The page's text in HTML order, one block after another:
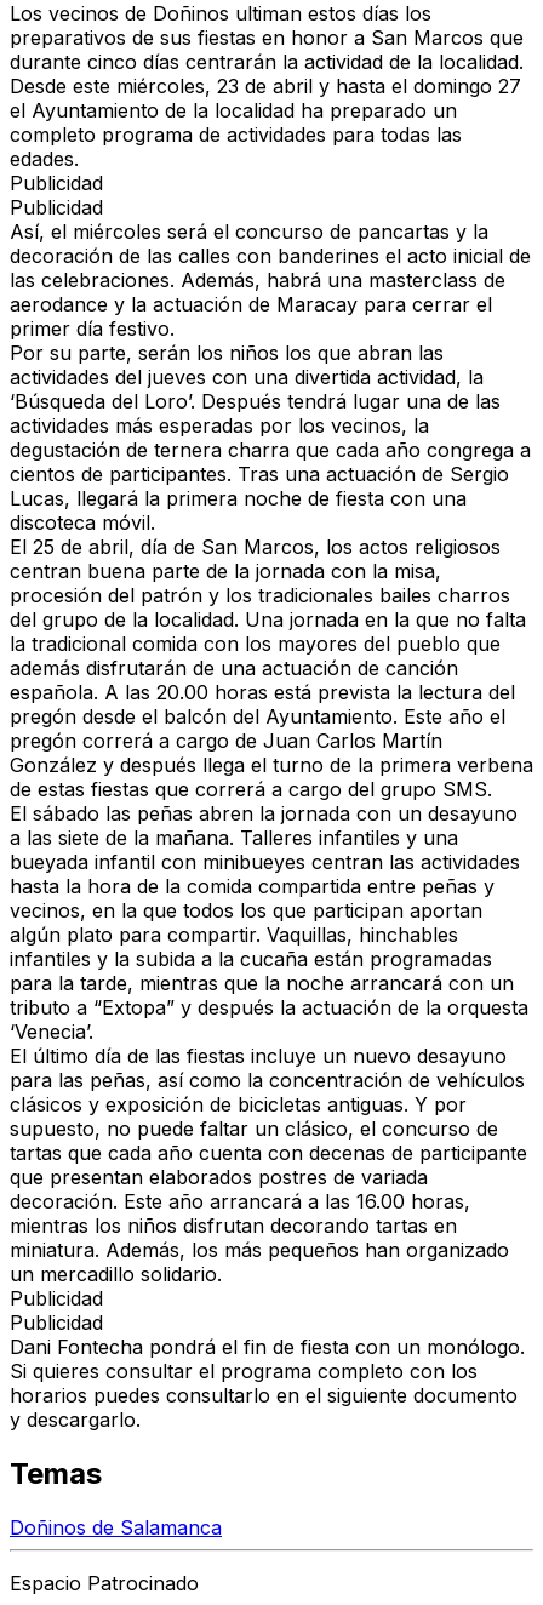
Los vecinos de Doñinos ultiman estos días los
preparativos de sus fiestas en honor a San Marcos que
durante cinco días centrarán la actividad de la localidad.
Desde este miércoles, 23 de abril y hasta el domingo 27
el Ayuntamiento de la localidad ha preparado un
completo programa de actividades para todas las
edades.
Publicidad
Publicidad
Así, el miércoles será el concurso de pancartas y la
decoración de las calles con banderines el acto inicial de
las celebraciones. Además, habrá una masterclass de
aerodance y la actuación de Maracay para cerrar el
primer día festivo.
Por su parte, serán los niños los que abran las
actividades del jueves con una divertida actividad, la
‘Búsqueda del Loro’. Después tendrá lugar una de las
actividades más esperadas por los vecinos, la
degustación de ternera charra que cada año congrega a
cientos de participantes. Tras una actuación de Sergio
Lucas, llegará la primera noche de fiesta con una
discoteca móvil.
El 25 de abril, día de San Marcos, los actos religiosos
centran buena parte de la jornada con la misa,
procesión del patrón y los tradicionales bailes charros
del grupo de la localidad. Una jornada en la que no falta
la tradicional comida con los mayores del pueblo que
además disfrutarán de una actuación de canción
española. A las 20.00 horas está prevista la lectura del
pregón desde el balcón del Ayuntamiento. Este año el
pregón correrá a cargo de Juan Carlos Martín
González y después llega el turno de la primera verbena
de estas fiestas que correrá a cargo del grupo SMS.
El sábado las peñas abren la jornada con un desayuno
a las siete de la mañana. Talleres infantiles y una
bueyada infantil con minibueyes centran las actividades
hasta la hora de la comida compartida entre peñas y
vecinos, en la que todos los que participan aportan
algún plato para compartir. Vaquillas, hinchables
infantiles y la subida a la cucaña están programadas
para la tarde, mientras que la noche arrancará con un
tributo a “Extopa” y después la actuación de la orquesta
‘Venecia’.
El último día de las fiestas incluye un nuevo desayuno
para las peñas, así como la concentración de vehículos
clásicos y exposición de bicicletas antiguas. Y por
supuesto, no puede faltar un clásico, el concurso de
tartas que cada año cuenta con decenas de participante
que presentan elaborados postres de variada
decoración. Este año arrancará a las 16.00 horas,
mientras los niños disfrutan decorando tartas en
miniatura. Además, los más pequeños han organizado
un mercadillo solidario.
Publicidad
Publicidad
Dani Fontecha pondrá el fin de fiesta con un monólogo.
Si quieres consultar el programa completo con los
horarios puedes consultarlo en el siguiente documento
y descargarlo.
Temas
Doñinos de Salamanca
Espacio Patrocinado